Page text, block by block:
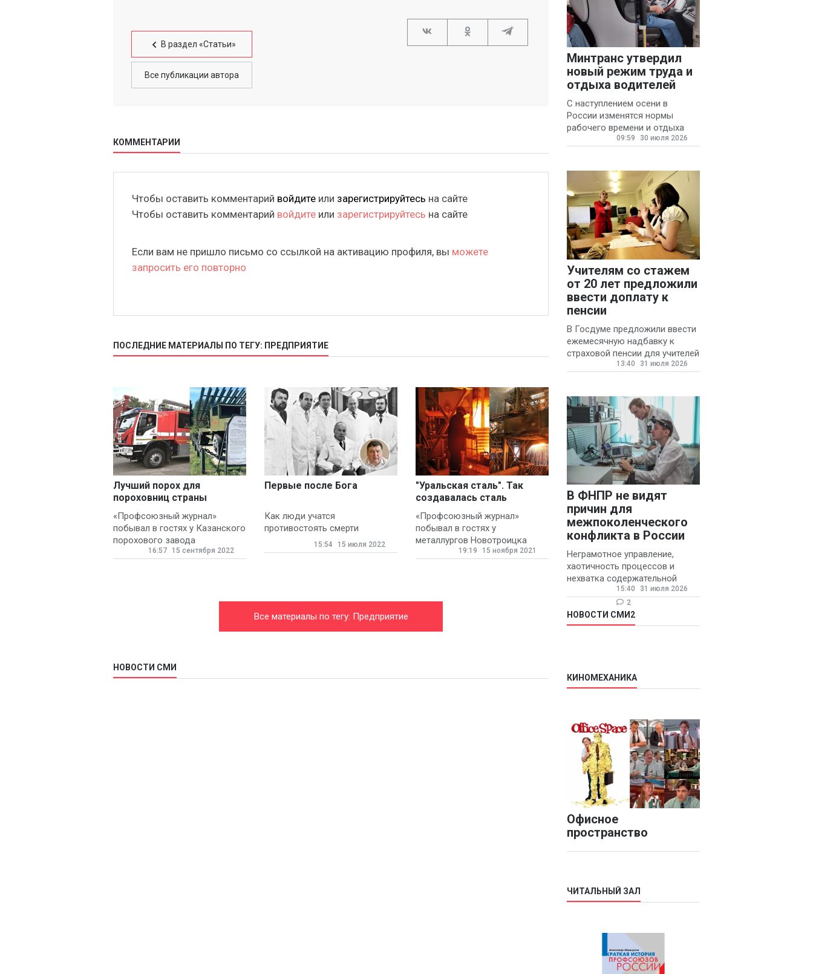
В раздел «Статьи»
Все публикации автора
КОММЕНТАРИИ
Чтобы оставить комментарий войдите или зарегистрируйтесь на сайте
Чтобы оставить комментарий войдите или зарегистрируйтесь на сайте
Если вам не пришло письмо со ссылкой на активацию профиля, вы можете
запросить его повторно
ПОСЛЕДНИЕ МАТЕРИАЛЫ ПО ТЕГУ: ПРЕДПРИЯТИЕ
Лучший порох для
пороховниц страны
«Профсоюзный журнал»
побывал в гостях у Казанского
порохового завода
16:57 15 сентября 2022
Первые после Бога
Как люди учатся
противостоять смерти
15:54 15 июля 2022
"Уральская сталь". Так
создавалась сталь
«Профсоюзный журнал»
побывал в гостях у
металлургов Новотроицка
19:19 15 ноября 2021
Все материалы по тегу: Предприятие
НОВОСТИ СМИ
Минтранс утвердил
новый режим труда и
отдыха водителей
С наступлением осени в
России изменятся нормы
рабочего времени и отдыха
для автомобилистов.
09:59 30 июля 2026
Учителям со стажем
от 20 лет предложили
ввести доплату к
пенсии
В Госдуме предложили ввести
ежемесячную надбавку к
страховой пенсии для учителей
государственных и
13:40 31 июля 2026
В ФНПР не видят
причин для
межпоколенческого
конфликта в России
Неграмотное управление,
хаотичность процессов и
нехватка содержательной
обратной связи от
руководителя являются
основными причинами
конфликтов и раздражения в
15:40
31 июля 2026
2
НОВОСТИ СМИ2
КИНОМЕХАНИКА
Офисное
пространство
ЧИТАЛЬНЫЙ ЗАЛ